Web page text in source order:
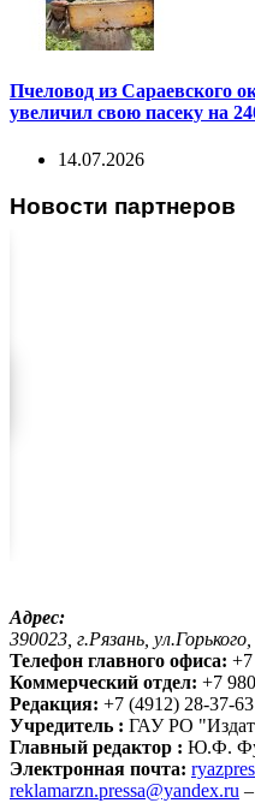
Пчеловод из Сараевского
увеличил свою пасеку на
14.07.2026
Новости партнеров
Адрес:
390023, г.Рязань,
Телефон главного офиса:
Коммерческий отдел: +7
Редакция: +7 (4912) 28-37-63
Учредитель : ГАУ РО
Главный редактор : Ю.Ф.
Электронная почта:
reklamarzn.pressa@yandex.ru